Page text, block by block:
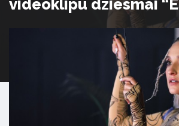
videoklipu dziesmai